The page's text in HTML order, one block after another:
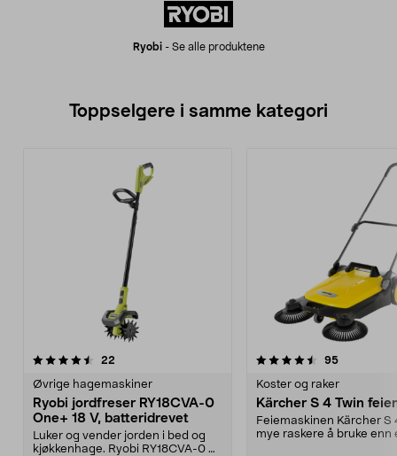
Ryobi- Se alle produktene
Toppselgere i samme kategori
22
Øvrige hagemaskiner
Ryobi jordfreser RY18CVA-0
One+ 18 V, batteridrevet
Luker og vender jorden i bed og
kjøkkenhage. Ryobi RY18CVA-0 –
4.5 av 5 stjerner 95
Koster og raker
Kärcher S 4 Twin
Feiemaskinen Kärcher S
mye raskere å bruke enn
4.0 av 5 stjerner